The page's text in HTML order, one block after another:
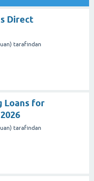
Direct
tarafından
Loans for
tarafından